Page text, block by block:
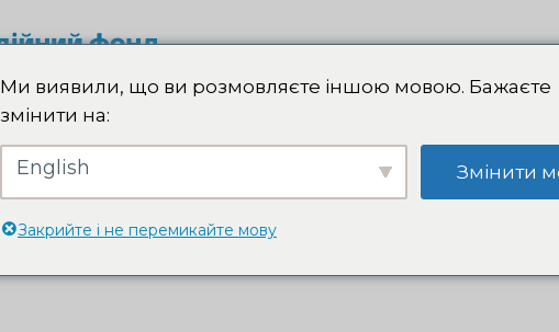
БЛАГОДІЙНІСТЬ ВОЛОНТЕРИ ПРЕСА
Ми виявили, що ви розмовляєте іншою мовою. Бажаєте
змінити на:
English Змінити
Закрийте і не перемикайте мову